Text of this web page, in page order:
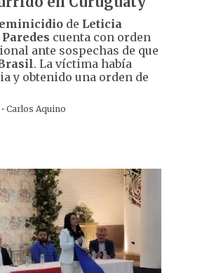
de Leticia
cuenta con orden
ante sospechas de que
. La víctima había
y obtenido una orden de
· Carlos Aquino